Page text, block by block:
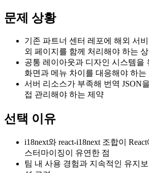
문제 상황
기존 파트너 센터 레포에 해외 서
외 페이지를 함께 처리해야 하는
공통 레이아웃과 디자인 시스템을
화면과 메뉴 차이를 대응해야 하는
서버 리소스가 부족해 번역 JSON
접 관리해야 하는 제약
선택 이유
i18next와 react-i18next 조합이
스터마이징이 유연한 점
팀 내 사용 경험과 지속적인 유지